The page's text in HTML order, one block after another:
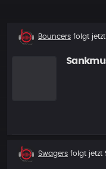
Neuer
Bouncers folgt jetzt
Neuer
Follower
Swagers folgt jetzt